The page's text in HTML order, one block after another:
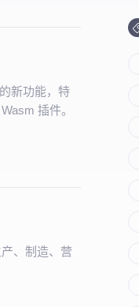
新功能，特
插件。
、制造、营